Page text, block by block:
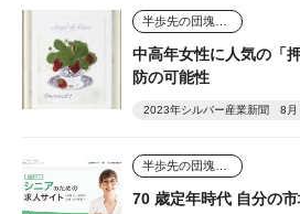
中高年女性に人気の「
防の可能性
2023年シルバー産業新聞 8月
70 歳定年時代 自分の